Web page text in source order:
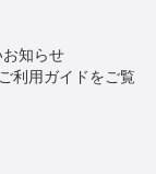
お知らせ
利用ガイドをご覧